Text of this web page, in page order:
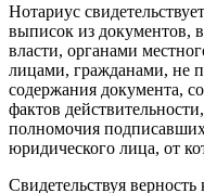
Нотариус
выписок из документов,
власти, органами
лицами, гражданами, не
содержания документа,
фактов
полномочия
юридического лица, от
Свидетельствуя